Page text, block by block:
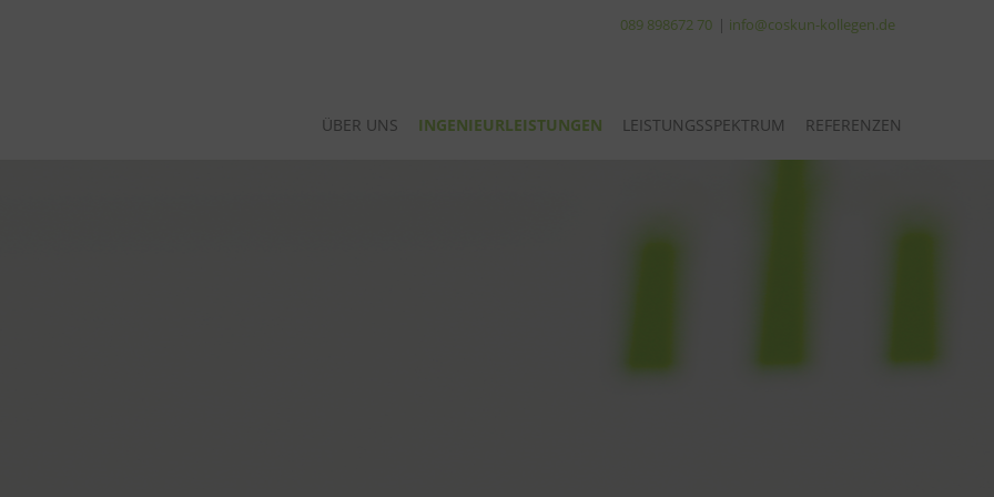
089 898672 70 | info@coskun-kollegen.de
ÜBER UNS INGENIEURLEISTUNGEN LEISTUNGSSPEKTRUM REFERENZEN